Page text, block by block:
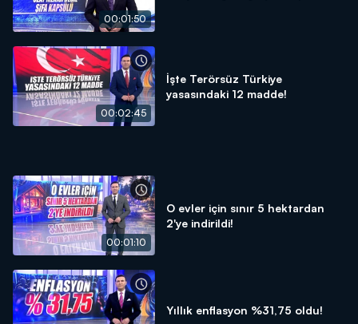
00:01:50
00:02:45
İşte Terörsüz Türkiye
yasasındaki 12 madde!
00:01:10
O evler için sınır 5 hektardan
2'ye indirildi!
Yıllık enflasyon %31,75 oldu!